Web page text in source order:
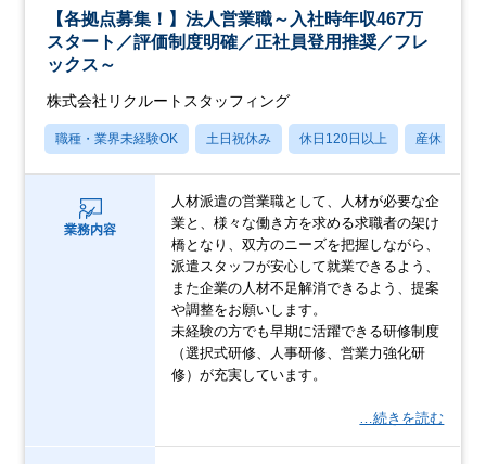
【各拠点募集！】法人営業職～入社時年収467万
スタート／評価制度明確／正社員登用推奨／フレ
ックス～
株式会社リクルートスタッフィング
職種・業界未経験OK 土日祝休み 休日120日以上 産休・育休
業務内容
人材派遣の営業職として、人材が必要な企
業と、様々な働き方を求める求職者の架け
橋となり、双方のニーズを把握しながら、
派遣スタッフが安心して就業できるよう、
また企業の人材不足解消できるよう、提案
や調整をお願いします。
未経験の方でも早期に活躍できる研修制度
（選択式研修、人事研修、営業力強化研
修）が充実しています。
…続きを読む